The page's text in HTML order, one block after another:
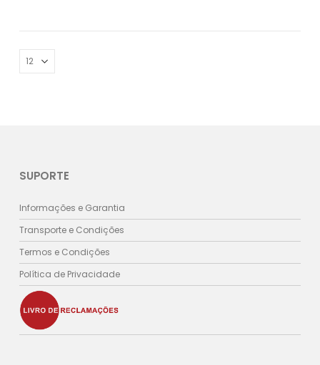
SUPORTE
Informações e Garantia
Transporte e Condições
Termos e Condições
Política de Privacidade